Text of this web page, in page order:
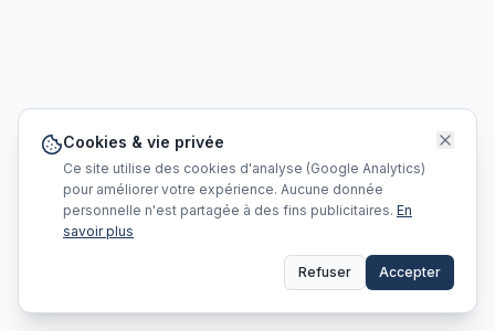
Cookies & vie privée
Ce site utilise des cookies d'analyse (Google Analytics)
pour améliorer votre expérience. Aucune donnée
personnelle n'est partagée à des fins publicitaires. En
savoir plus
Refuser Accepter